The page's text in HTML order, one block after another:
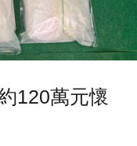
120萬元懷